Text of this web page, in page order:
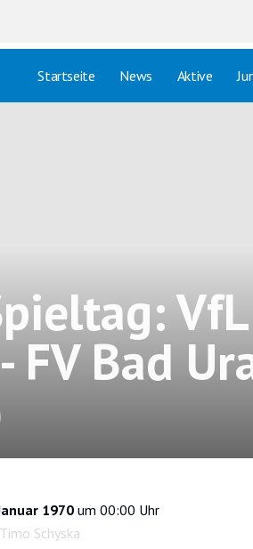
Startseite News Aktive
FV Bad
1970um 00:00 Uhr
Schyska